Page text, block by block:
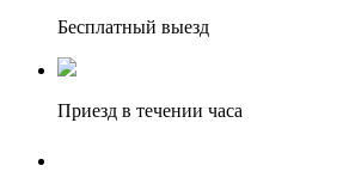
Бесплатный выезд
Приезд в течении часа